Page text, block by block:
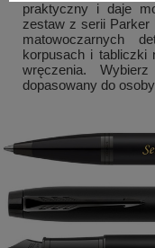
praktyczny i daje
zestaw z serii Parker
matowoczarnych
korpusach i tabliczki
wręczenia.
dopasowany do